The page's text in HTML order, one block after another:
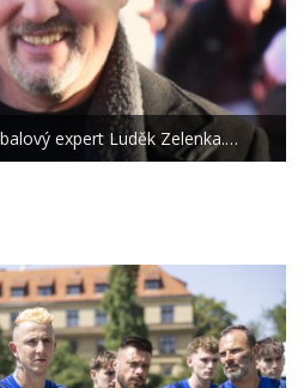
expert Luděk Zelenka.…